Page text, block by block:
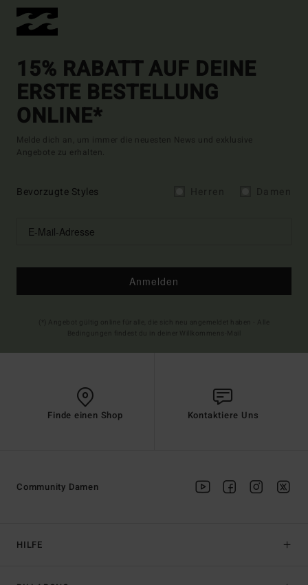
15% RABATT AUF DEINE
ERSTE BESTELLUNG
ONLINE*
Melde dich an, um immer die neuesten News und exklusive
Angebote zu erhalten.
Bevorzugte Styles
Anmelden
Finde einen Shop Kontaktiere Uns
HILFE
Community Damen